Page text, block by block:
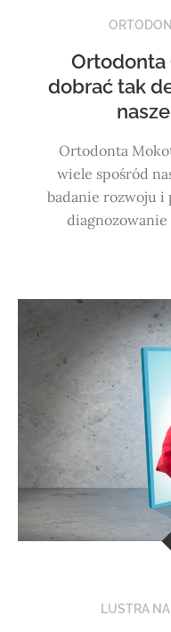
Ortodonta
dobrać tak
Ortodonta
wiele spośród
badanie rozwoju i
diagnozowanie
LUSTRA